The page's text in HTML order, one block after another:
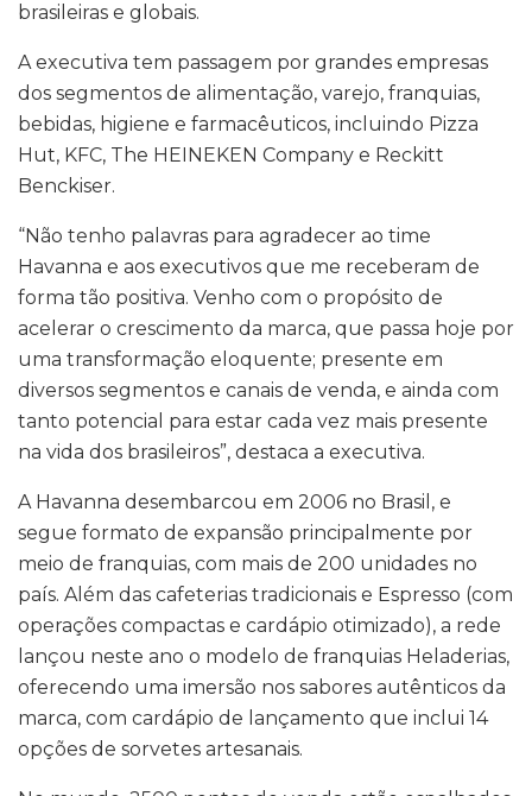
brasileiras e globais.
A executiva tem passagem por grandes empresas
dos segmentos de alimentação, varejo, franquias,
bebidas, higiene e farmacêuticos, incluindo Pizza
Hut, KFC, The HEINEKEN Company e Reckitt
Benckiser.
“Não tenho palavras para agradecer ao time
Havanna e aos executivos que me receberam de
forma tão positiva. Venho com o propósito de
acelerar o crescimento da marca, que passa hoje por
uma transformação eloquente; presente em
diversos segmentos e canais de venda, e ainda com
tanto potencial para estar cada vez mais presente
na vida dos brasileiros”, destaca a executiva.
A Havanna desembarcou em 2006 no Brasil, e
segue formato de expansão principalmente por
meio de franquias, com mais de 200 unidades no
país. Além das cafeterias tradicionais e Espresso (com
operações compactas e cardápio otimizado), a rede
lançou neste ano o modelo de franquias Heladerias,
oferecendo uma imersão nos sabores autênticos da
marca, com cardápio de lançamento que inclui 14
opções de sorvetes artesanais.